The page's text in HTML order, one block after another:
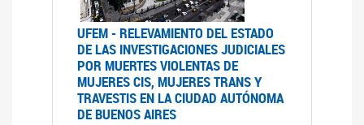
UFEM - RELEVAMIENTO DEL ESTADO
DE LAS INVESTIGACIONES JUDICIALES
POR MUERTES VIOLENTAS DE
MUJERES CIS, MUJERES TRANS Y
TRAVESTIS EN LA CIUDAD AUTÓNOMA
DE BUENOS AIRES